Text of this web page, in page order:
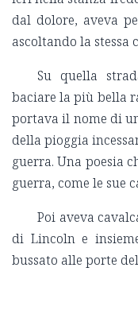
dal dolore, aveva
ascoltando la stessa
Su quella
baciare la più bella
portava il nome di
della pioggia
guerra. Una poesia
guerra, come le sue
Poi aveva
di Lincoln e
bussato alle porte